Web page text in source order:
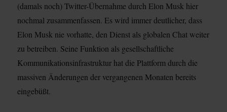
(damals noch) Twitter-Übernahme durch Elon Musk hier
nochmal zusammenfassen. Es wird immer deutlicher, dass
Elon Musk nie vorhatte, den Dienst als globalen Chat weiter
zu betreiben. Seine Funktion als gesellschaftliche
Kommunikationsinfrastruktur hat die Plattform durch die
massiven Änderungen der vergangenen Monaten bereits
eingebüßt.